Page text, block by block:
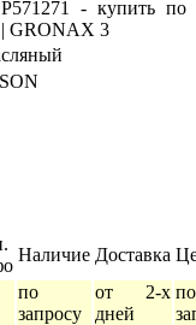
Наличие Доставка
по
запросу
от 2-х
дней
по